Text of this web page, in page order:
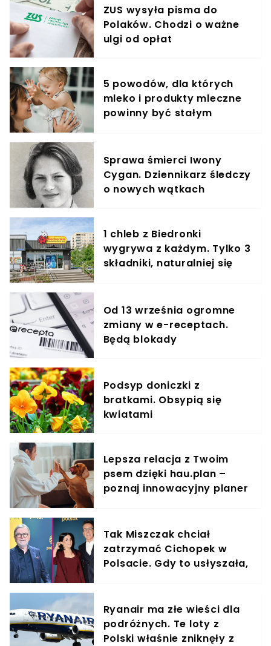
ZUS wysyła pisma do
Polaków. Chodzi o ważne
ulgi od opłat
5 powodów, dla których
mleko i produkty mleczne
powinny być stałym
Sprawa śmierci Iwony
Cygan. Dziennikarz śledczy
o nowych wątkach
1 chleb z Biedronki
wygrywa z każdym. Tylko 3
składniki, naturalniej się
Od 13 września ogromne
zmiany w e-receptach.
Będą blokady
Podsyp doniczki z
bratkami. Obsypią się
kwiatami
Lepsza relacja z Twoim
psem dzięki hau.plan –
poznaj innowacyjny planer
Tak Miszczak chciał
zatrzymać Cichopek w
Polsacie. Gdy to usłyszała,
Ryanair ma złe wieści dla
podróżnych. Te loty z
Polski właśnie zniknęły z